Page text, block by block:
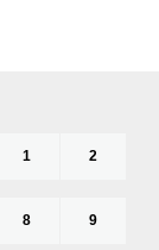
1 2
8 9